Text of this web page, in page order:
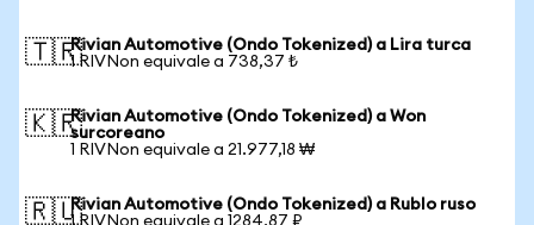
🇹🇷Rivian Automotive (Ondo Tokenized) a Lira turca
1 RIVNon equivale a 738,37 ₺
🇰🇷Rivian Automotive (Ondo Tokenized) a Won
surcoreano
1 RIVNon equivale a 21.977,18 ₩
🇷🇺Rivian Automotive (Ondo Tokenized) a Rublo ruso
1 RIVNon equivale a 1284,87 ₽